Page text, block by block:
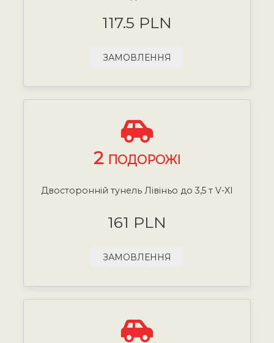
117.5 PLN
ЗАМОВЛЕННЯ
2 ПОДОРОЖІ
Двосторонній тунель Лівіньо до 3,5 т V-XI
161 PLN
ЗАМОВЛЕННЯ